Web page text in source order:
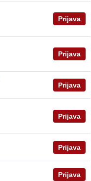
Prijava
Prijava
Prijava
Prijava
Prijava
Prijava